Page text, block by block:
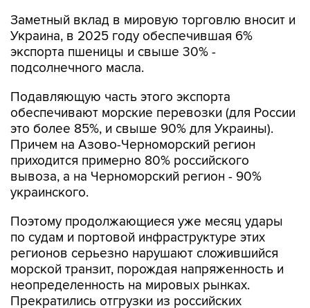
Заметный вклад в мировую торговлю вносит и
Украина, в 2025 году обеспечившая 6%
экспорта пшеницы и свыше 30% -
подсолнечного масла.
Подавляющую часть этого экспорта
обеспечивают морские перевозки (для России
это более 85%, и свыше 90% для Украины).
Причем на Азово-Черноморский регион
приходится примерно 80% российского
вывоза, а на Черноморский регион - 90%
украинского.
Поэтому продолжающиеся уже месяц удары
по судам и портовой инфраструктуре этих
регионов серьезно нарушают сложившийся
морской транзит, порождая напряженность и
неопределенность на мировых рынках.
Прекратились отгрузки из российских